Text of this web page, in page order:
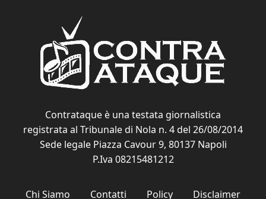
Contrataque è una testata giornalistica
registrata al Tribunale di Nola n. 4 del 26/08/2014
Sede legale Piazza Cavour 9, 80137 Napoli
P.Iva 08215481212
Chi Siamo Contatti Policy Disclaimer